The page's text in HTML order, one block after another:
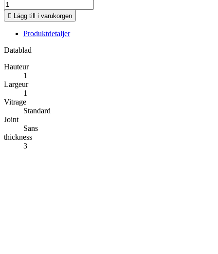
 Lägg till i varukorgen
Produktdetaljer
Datablad
Hauteur
1
Largeur
1
Vitrage
Standard
Joint
Sans
thickness
3